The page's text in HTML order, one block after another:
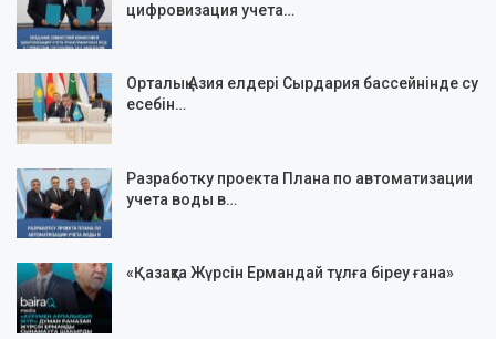
цифровизация учета…
Орталық Азия елдері Сырдария бассейнінде су
есебін…
Разработку проекта Плана по автоматизации
учета воды в…
«Қазақта Жүрсін Ермандай тұлға біреу ғана»